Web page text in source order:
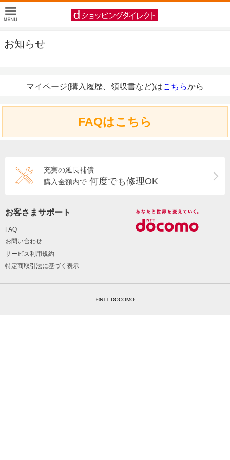
お知らせ
マイページ(購入履歴、領収書など)はこちらから
FAQはこちら
充実の延長補償
購入金額内で 何度でも修理OK
お客さまサポート
FAQ
お問い合わせ
サービス利用規約
特定商取引法に基づく表示
©NTT DOCOMO